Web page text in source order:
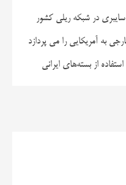
در شبکه ریلی کشور
به آمریکایی را می پردازد
از بسته‌های ایرانی